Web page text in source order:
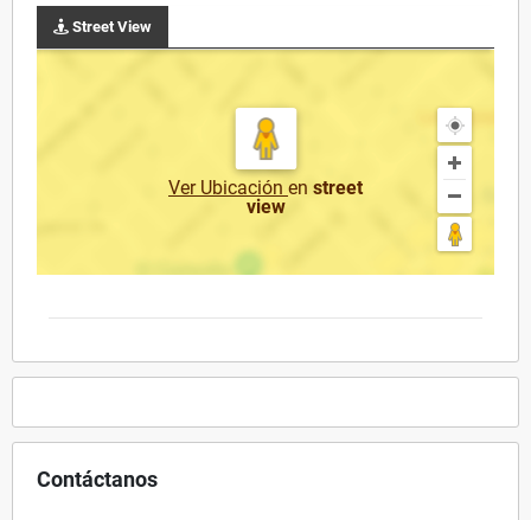
Street View
Ver Ubicación en street
view
Contáctanos